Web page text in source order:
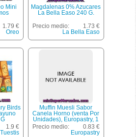
Mini
1.79 €
Oreo
Magdalenas 0% Azucares
La Bella Easo 240 G.
Precio medio:
1.73 €
La Bella Easo
Birds
1.9 €
Tuestis
Muffin Muesli Sabor
Canela Horno (venta Por
Unidades), Europastry, 1
U - 110 G
Precio medio:
0.83 €
Europastry